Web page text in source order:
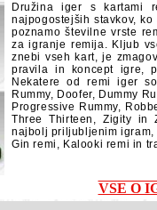
Družina iger s kartami
najpogostejših stavkov,
poznamo številne vrste
za igranje remija. Kljub
znebi vseh kart, je
pravila in koncept igre,
Nekatere od remi iger
Rummy, Doofer, Dummy
Progressive Rummy,
Three Thirteen, Zigity in
najbolj priljubljenim igram,
Gin remi, Kalooki remi in
VSE O